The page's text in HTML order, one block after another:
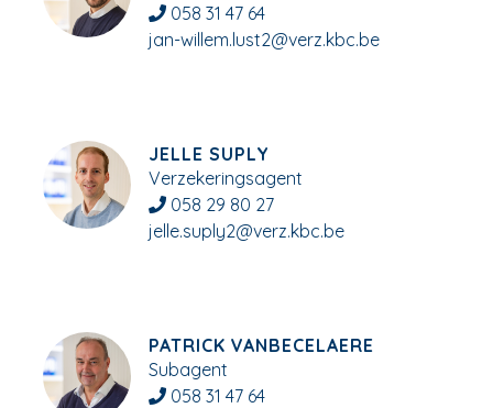
058 31 47 64
jan-willem.lust2@verz.kbc.be
JELLE SUPLY
Verzekeringsagent
058 29 80 27
jelle.suply2@verz.kbc.be
PATRICK VANBECELAERE
Subagent
058 31 47 64